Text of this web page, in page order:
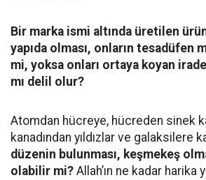
Bir marka ismi altında üretilen
yapıda olması, onların tesadüfen
mi, yoksa onları ortaya koyan
mı delil olur?
Atomdan hücreye, hücreden sinek
kanadından yıldızlar ve galaksilere
düzenin bulunması, keşmekeş
olabilir mi? Allah’ın ne kadar harika